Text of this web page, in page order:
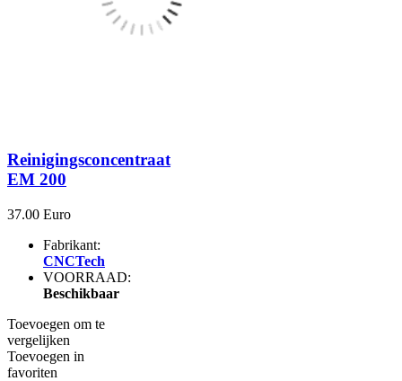
Reinigingsconcentraat
EM 200
37.00 Euro
Fabrikant:
CNCTech
VOORRAAD:
Beschikbaar
Toevoegen om te
vergelijken
Toevoegen in
favoriten